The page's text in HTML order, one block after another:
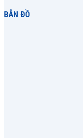
BẢN ĐỒ